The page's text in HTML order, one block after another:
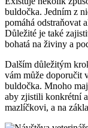
buldočka. Jedním z
pomáhá odstraňovat
Důležité je také
bohatá na živiny a
Dalším důležitým
vám může doporučit
buldočka. Mnoho
aby zjistili konkrétní
mazlíčkovi, a na